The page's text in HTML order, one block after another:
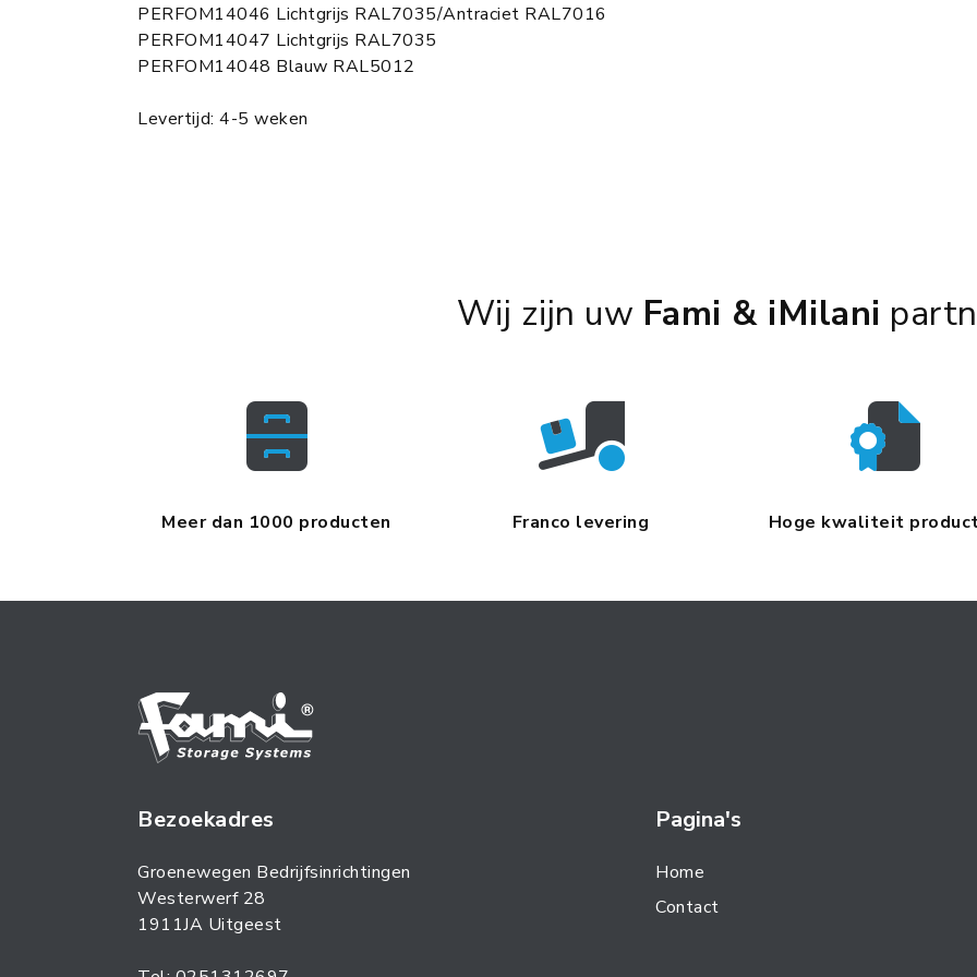
PERFOM14046 Lichtgrijs RAL7035/Antraciet RAL7016
PERFOM14047 Lichtgrijs RAL7035
PERFOM14048 Blauw RAL5012
Levertijd: 4-5 weken
Wij zijn uw Fami & iMilani
Meer dan 1000 producten Franco levering Hoge kwaliteit
Pagina's
Home
Contact
Bezoekadres
Groenewegen Bedrijfsinrichtingen
Westerwerf 28
1911JA Uitgeest